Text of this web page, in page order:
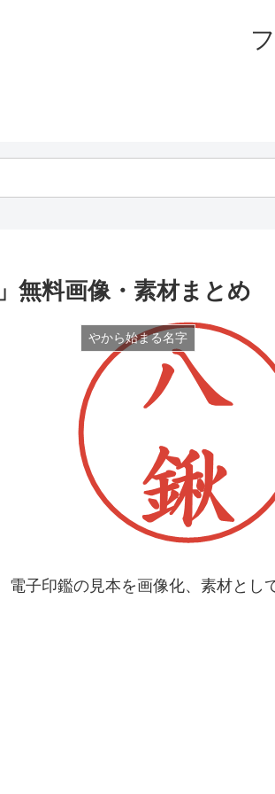
無料画像・素材まとめ
やから始まる名字
電子印鑑の見本を画像化、素材とし